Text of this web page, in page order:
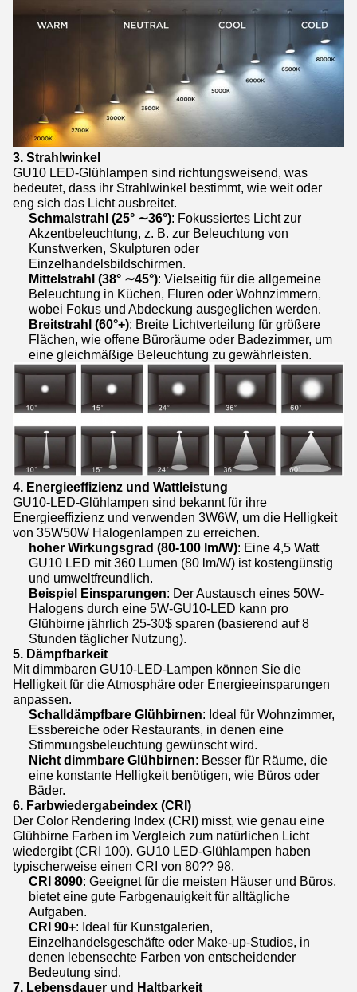
3. Strahlwinkel
GU10 LED-Glühlampen sind richtungsweisend, was
bedeutet, dass ihr Strahlwinkel bestimmt, wie weit oder
eng sich das Licht ausbreitet.
Schmalstrahl (25° ∼36°): Fokussiertes Licht zur
Akzentbeleuchtung, z. B. zur Beleuchtung von
Kunstwerken, Skulpturen oder
Einzelhandelsbildschirmen.
Mittelstrahl (38° ∼45°): Vielseitig für die allgemeine
Beleuchtung in Küchen, Fluren oder Wohnzimmern,
wobei Fokus und Abdeckung ausgeglichen werden.
Breitstrahl (60°+): Breite Lichtverteilung für größere
Flächen, wie offene Büroräume oder Badezimmer, um
eine gleichmäßige Beleuchtung zu gewährleisten.
4. Energieeffizienz und Wattleistung
GU10-LED-Glühlampen sind bekannt für ihre
Energieeffizienz und verwenden 3W6W, um die Helligkeit
von 35W50W Halogenlampen zu erreichen.
hoher Wirkungsgrad (80-100 lm/W): Eine 4,5 Watt
GU10 LED mit 360 Lumen (80 lm/W) ist kostengünstig
und umweltfreundlich.
Beispiel Einsparungen: Der Austausch eines 50W-
Halogens durch eine 5W-GU10-LED kann pro
Glühbirne jährlich 25-30$ sparen (basierend auf 8
Stunden täglicher Nutzung).
5. Dämpfbarkeit
Mit dimmbaren GU10-LED-Lampen können Sie die
Helligkeit für die Atmosphäre oder Energieeinsparungen
anpassen.
Schalldämpfbare Glühbirnen: Ideal für Wohnzimmer,
Essbereiche oder Restaurants, in denen eine
Stimmungsbeleuchtung gewünscht wird.
Nicht dimmbare Glühbirnen: Besser für Räume, die
eine konstante Helligkeit benötigen, wie Büros oder
Bäder.
6. Farbwiedergabeindex (CRI)
Der Color Rendering Index (CRI) misst, wie genau eine
Glühbirne Farben im Vergleich zum natürlichen Licht
wiedergibt (CRI 100). GU10 LED-Glühlampen haben
typischerweise einen CRI von 80?? 98.
CRI 80­90: Geeignet für die meisten Häuser und Büros,
bietet eine gute Farbgenauigkeit für alltägliche
Aufgaben.
CRI 90+: Ideal für Kunstgalerien,
Einzelhandelsgeschäfte oder Make-up-Studios, in
denen lebensechte Farben von entscheidender
Bedeutung sind.
7. Lebensdauer und Haltbarkeit